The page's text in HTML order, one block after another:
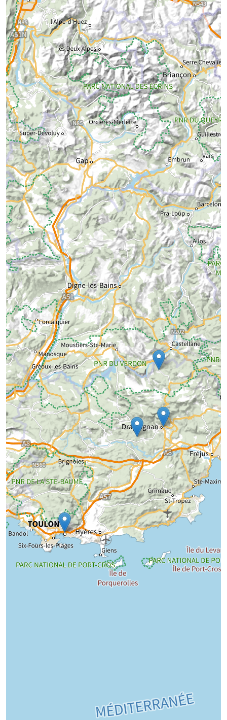
Chargement de la carte...